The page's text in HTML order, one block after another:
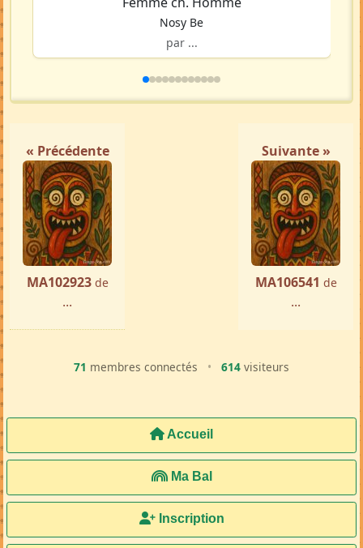
Nosy Be
par ...
« Précédente
MA102923 de
...
Suivante »
MA106541 de
...
71 membres connectés • 614 visiteurs
Accueil
Ma Bal
Inscription